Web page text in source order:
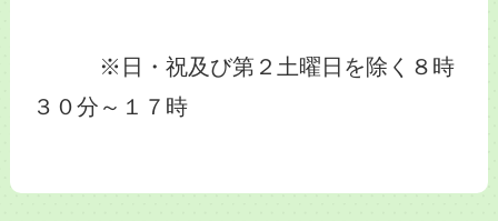
※日・祝及び第２土曜日を除く８時
３０分～１７時